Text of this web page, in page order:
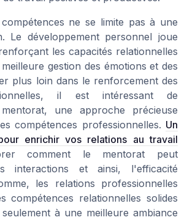
ne se limite pas à une
Le développement personnel joue
les capacités relationnelles
gestion des émotions et des
plus loin dans le renforcement des
il est intéressant de
une approche précieuse
compétences professionnelles. Un
enrichir vos relations au travail
comment le mentorat peut
interactions et ainsi, l'efficacité
les relations professionnelles
compétences relationnelles solides
à une meilleure ambiance